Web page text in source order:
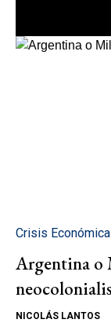
Crisis Económica
Argentina o
NICOLÁS LANTOS